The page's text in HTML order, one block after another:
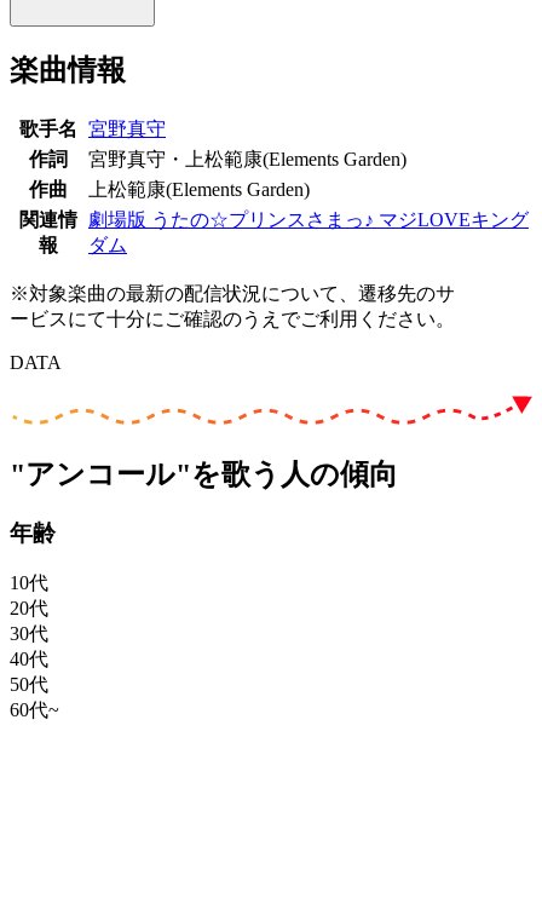
楽曲情報
歌手名
宮野真守
作詞
宮野真守・上松範康(Elements Garden)
作曲
上松範康(Elements Garden)
関連情
報
劇場版 うたの☆プリンスさまっ♪ マジLOVEキング
ダム
※対象楽曲の最新の配信状況について、遷移先のサ
ービスにて十分にご確認のうえでご利用ください。
DATA
"アンコール"を歌う人の傾向
年齢
10代
20代
30代
40代
50代
60代~